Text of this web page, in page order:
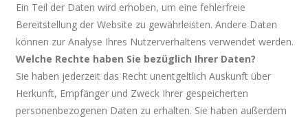
Ein Teil der Daten wird erhoben, um eine fehlerfreie
Bereitstellung der Website zu gewährleisten. Andere Daten
können zur Analyse Ihres Nutzerverhaltens verwendet werden.
Welche Rechte haben Sie bezüglich Ihrer Daten?
Sie haben jederzeit das Recht unentgeltlich Auskunft über
Herkunft, Empfänger und Zweck Ihrer gespeicherten
personenbezogenen Daten zu erhalten. Sie haben außerdem